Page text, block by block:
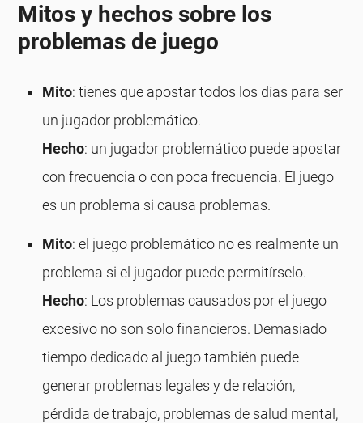
Mitos y hechos sobre los
problemas de juego
Mito: tienes que apostar todos los días para ser
un jugador problemático.
Hecho: un jugador problemático puede apostar
con frecuencia o con poca frecuencia. El juego
es un problema si causa problemas.
Mito: el juego problemático no es realmente un
problema si el jugador puede permitírselo.
Hecho: Los problemas causados ​​por el juego
excesivo no son solo financieros. Demasiado
tiempo dedicado al juego también puede
generar problemas legales y de relación,
pérdida de trabajo, problemas de salud mental,